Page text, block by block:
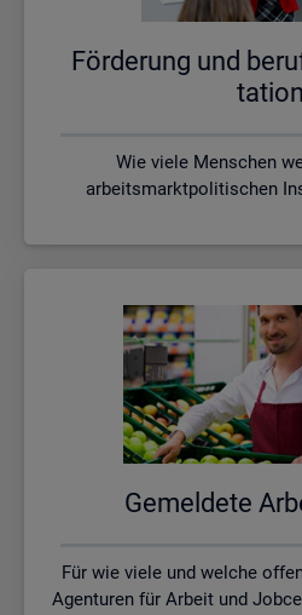
För­de­rung und
ta­ti­on
Wie viele Menschen
arbeitsmarktpolitischen
Ge­mel­de­te
Für wie viele und welche
Agenturen für Arbeit und